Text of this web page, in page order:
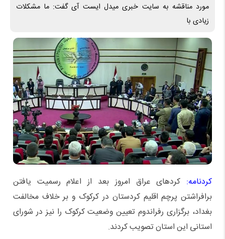
مورد مناقشه به سایت خبری میدل ایست آی گفت: ما مشکلات
زیادی با
کردنامه: کردهای عراق امروز بعد از اعلام رسمیت یافتن
برافراشتن پرچم اقلیم کردستان در کرکوک و بر خلاف مخالفت
بغداد، برگزاری رفراندوم تعیین وضعیت کرکوک را نیز در شورای
استانی این استان تصویب کردند.